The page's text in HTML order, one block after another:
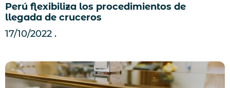
Perú flexibiliza los procedimientos de
llegada de cruceros
17/10/2022